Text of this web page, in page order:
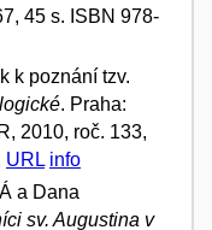
45 s. ISBN 978-
k poznání tzv.
. Praha:
2010, roč. 133,
URL info
a Dana
sv. Augustina v